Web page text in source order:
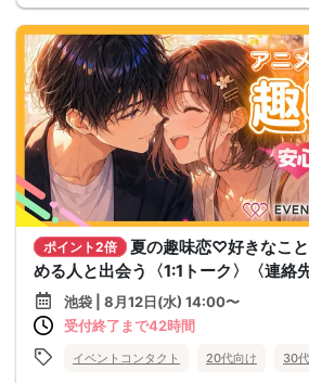
ポイント2倍
夏の趣味恋♡好きなこ
める人と出会う〈1:1トーク〉〈連絡
池袋 | 8月12日(水) 14:00〜
受付終了まで42時間
イベントコンタクト 20代向け 30